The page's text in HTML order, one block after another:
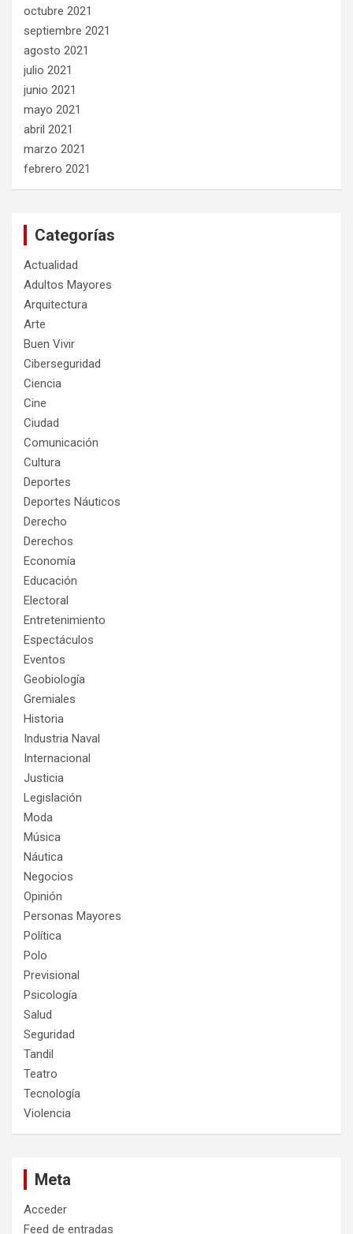
octubre 2021
septiembre 2021
agosto 2021
julio 2021
junio 2021
mayo 2021
abril 2021
marzo 2021
febrero 2021
Categorías
Actualidad
Adultos Mayores
Arquitectura
Arte
Buen Vivir
Ciberseguridad
Ciencia
Cine
Ciudad
Comunicación
Cultura
Deportes
Deportes Náuticos
Derecho
Derechos
Economía
Educación
Electoral
Entretenimiento
Espectáculos
Eventos
Geobiología
Gremiales
Historia
Industria Naval
Internacional
Justicia
Legislación
Moda
Música
Náutica
Negocios
Opinión
Personas Mayores
Política
Polo
Previsional
Psicología
Salud
Seguridad
Tandil
Teatro
Tecnología
Violencia
Meta
Acceder
Feed de entradas